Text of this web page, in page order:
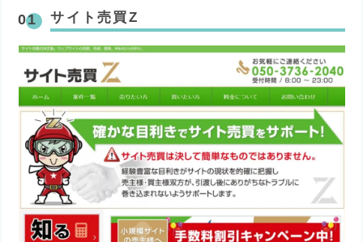
サイト売買Z